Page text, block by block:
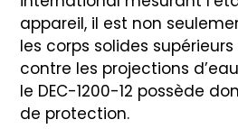
appareil, il est non
les corps solides
contre les projections
le DEC-1200-12 possède
de protection.